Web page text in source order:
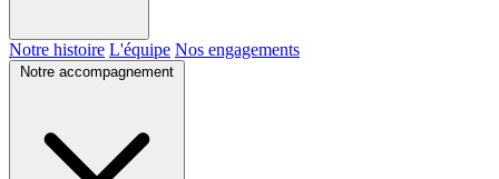
Notre histoire L'équipe Nos engagements
Notre accompagnement